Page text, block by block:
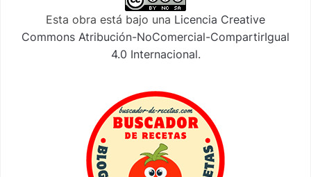
Esta obra está bajo una Licencia Creative
Commons Atribución-NoComercial-CompartirIgual
4.0 Internacional.